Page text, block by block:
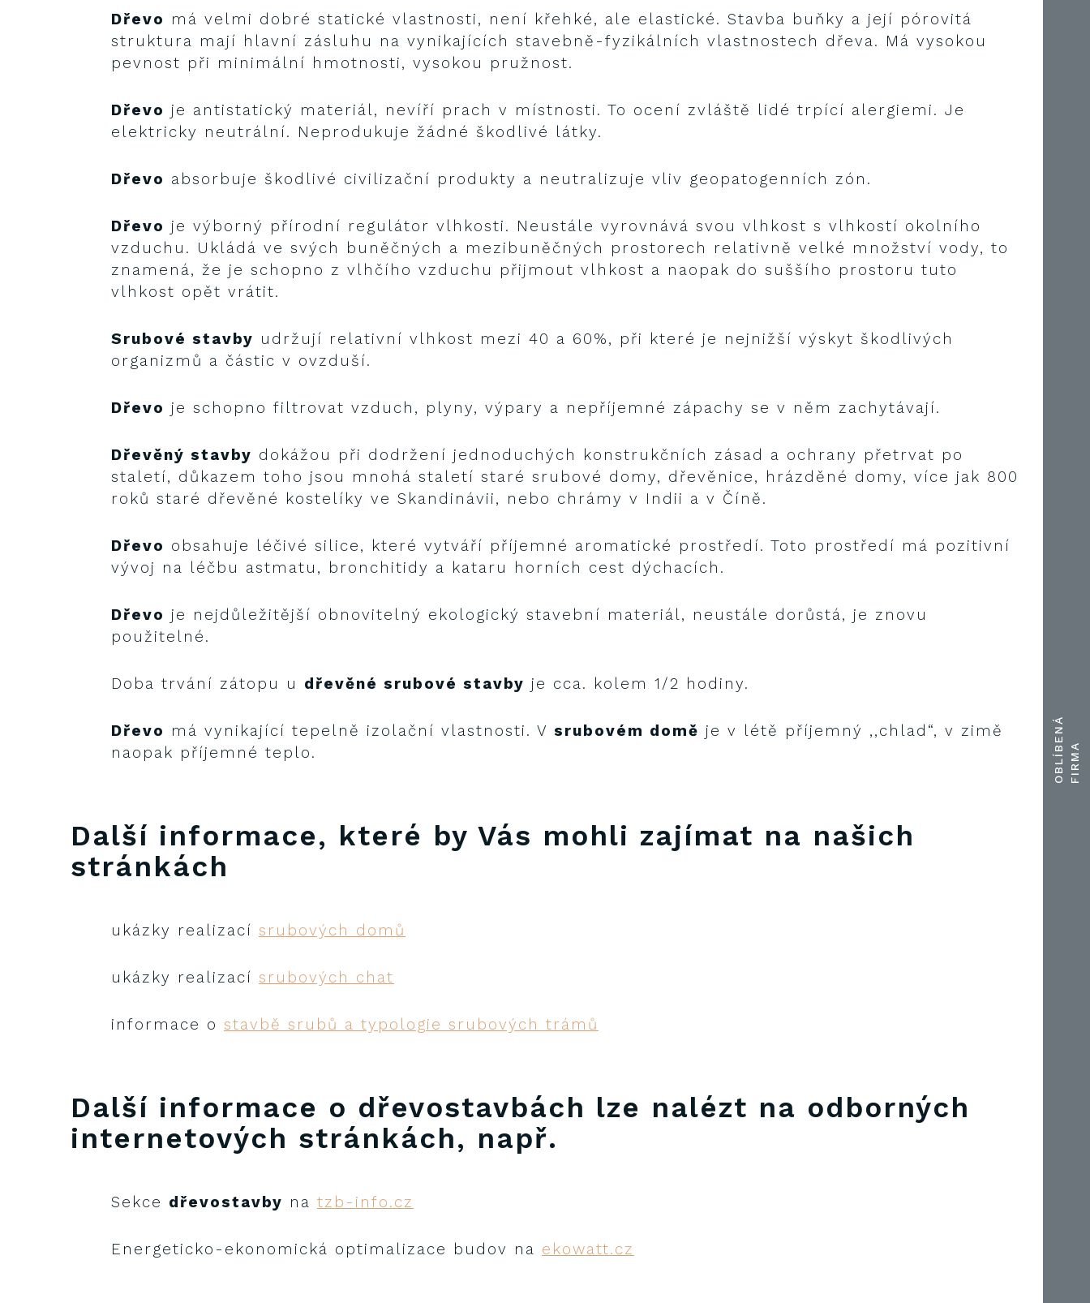
O
B
L
Í B
E
N
Á
F
I
R
M A
Dřevo má velmi dobré statické vlastnosti, není křehké, ale elastické. Stavba buňky a její pórovitá
struktura mají hlavní zásluhu na vynikajících stavebně-fyzikálních vlastnostech dřeva. Má vysokou
pevnost při minimální hmotnosti, vysokou pružnost.
Dřevo je antistatický materiál, nevíří prach v místnosti. To ocení zvláště lidé trpící alergiemi. Je
elektricky neutrální. Neprodukuje žádné škodlivé látky.
Dřevo absorbuje škodlivé civilizační produkty a neutralizuje vliv geopatogenních zón.
Dřevo je výborný přírodní regulátor vlhkosti. Neustále vyrovnává svou vlhkost s vlhkostí okolního
vzduchu. Ukládá ve svých buněčných a mezibuněčných prostorech relativně velké množství vody, to
znamená, že je schopno z vlhčího vzduchu přijmout vlhkost a naopak do suššího prostoru tuto
vlhkost opět vrátit.
Srubové stavby udržují relativní vlhkost mezi 40 a 60%, při které je nejnižší výskyt škodlivých
organizmů a částic v ovzduší.
Dřevo je schopno filtrovat vzduch, plyny, výpary a nepříjemné zápachy se v něm zachytávají.
Dřevěný stavby dokážou při dodržení jednoduchých konstrukčních zásad a ochrany přetrvat po
staletí, důkazem toho jsou mnohá staletí staré srubové domy, dřevěnice, hrázděné domy, více jak 800
roků staré dřevěné kostelíky ve Skandinávii, nebo chrámy v Indii a v Číně.
Dřevo obsahuje léčivé silice, které vytváří příjemné aromatické prostředí. Toto prostředí má pozitivní
vývoj na léčbu astmatu, bronchitidy a kataru horních cest dýchacích.
Dřevo je nejdůležitější obnovitelný ekologický stavební materiál, neustále dorůstá, je znovu
použitelné.
Doba trvání zátopu u dřevěné srubové stavby je cca. kolem 1/2 hodiny.
Dřevo má vynikající tepelně izolační vlastnosti. V srubovém domě je v létě příjemný ,,chlad“, v zimě
naopak příjemné teplo.
Další informace, které by Vás mohli zajímat na našich
stránkách
ukázky realizací srubových domů
ukázky realizací srubových chat
informace o stavbě srubů a typologie srubových trámů
Další informace o dřevostavbách lze nalézt na odborných
internetových stránkách, např.
Sekce dřevostavby na tzb-info.cz
Energeticko-ekonomická optimalizace budov na ekowatt.cz